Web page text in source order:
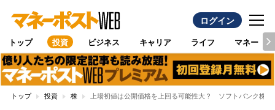
ログイン
トップ 投資 ビジネス キャリア ライフ マネー
トップ 投資 株 上場初値は公開価格を上回る可能性大？ ソフトバンク株の